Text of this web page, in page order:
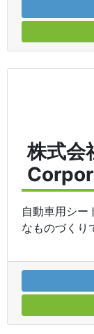
株式会
自動車用シー
なものづくり